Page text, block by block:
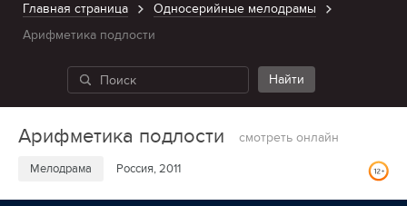
Главная страница
Односерийные мелодрамы
Арифметика подлости
Арифметика подлости смотреть онлайн
Мелодрама Россия, 2011